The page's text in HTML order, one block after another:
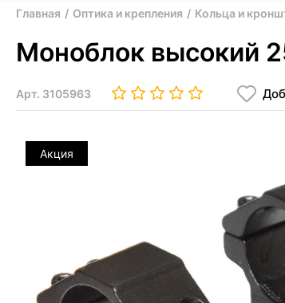
Главная Оптика и крепления Кольца и
Моноблок высокий
Арт. 3105963
Акция